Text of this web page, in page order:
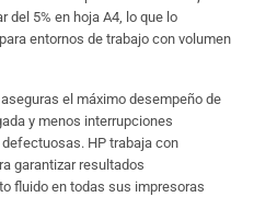
del 5% en hoja A4, lo que lo
entornos de trabajo con volumen
, aseguras el máximo desempeño de
y menos interrupciones
HP trabaja con
garantizar resultados
fluido en todas sus impresoras